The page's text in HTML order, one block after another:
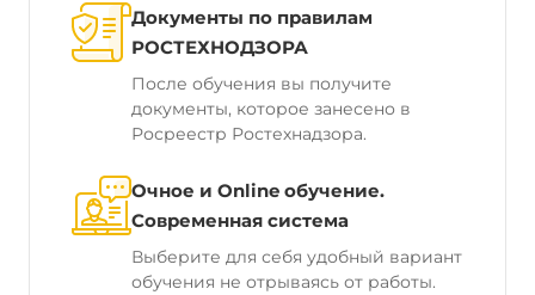
Документы по правилам
РОСТЕХНОДЗОРА
После обучения вы получите
документы, которое занесено в
Росреестр Ростехнадзора.
Очное и Online обучение.
Современная система
Выберите для себя удобный вариант
обучения не отрываясь от работы.